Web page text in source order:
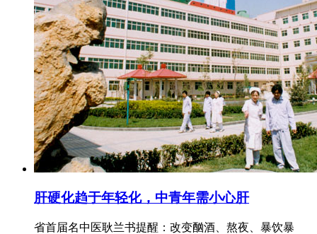
肝硬化趋于年轻化，中青年需小心肝
省首届名中医耿兰书提醒：改变酗酒、熬夜、暴饮暴